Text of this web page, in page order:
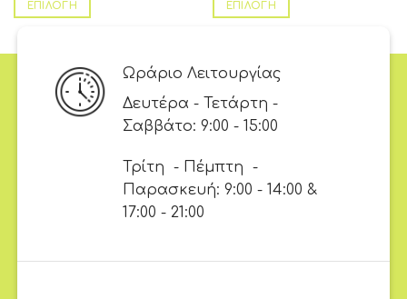
ΕΠΙΛΟΓΉ ΕΠΙΛΟΓΉ
Ωράριο Λειτουργίας
Δευτέρα - Τετάρτη -
Σαββάτο: 9:00 - 15:00
Τρίτη - Πέμπτη -
Παρασκευή: 9:00 - 14:00 &
17:00 - 21:00